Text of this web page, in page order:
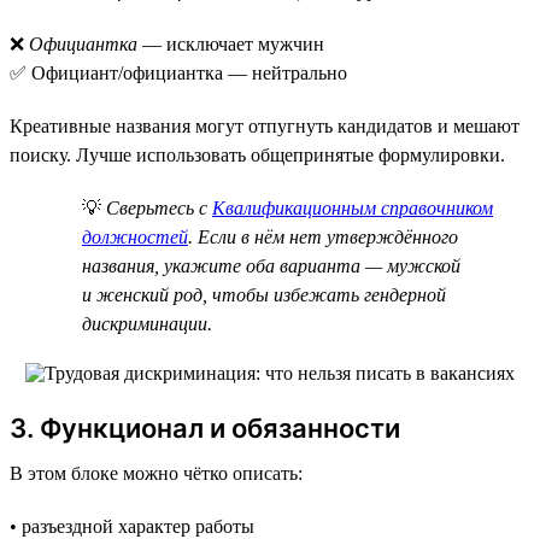
❌ Официантка — исключает мужчин
✅ Официант/официантка — нейтрально
Креативные названия могут отпугнуть кандидатов и мешают
поиску. Лучше использовать общепринятые формулировки.
💡 Сверьтесь с Квалификационным справочником
должностей. Если в нём нет утверждённого
названия, укажите оба варианта — мужской
и женский род, чтобы избежать гендерной
дискриминации.
3. Функционал и обязанности
В этом блоке можно чётко описать:
• разъездной характер работы